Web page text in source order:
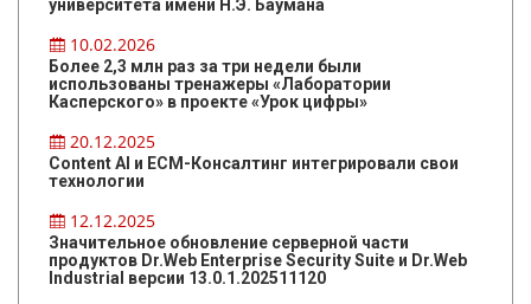
университета имени Н.Э. Баумана
10.02.2026
Более 2,3 млн раз за три недели были
использованы тренажеры «Лаборатории
Касперского» в проекте «Урок цифры»
20.12.2025
Content AI и ЕСМ-Консалтинг интегрировали свои
технологии
12.12.2025
Значительное обновление серверной части
продуктов Dr.Web Enterprise Security Suite и Dr.Web
Industrial версии 13.0.1.202511120